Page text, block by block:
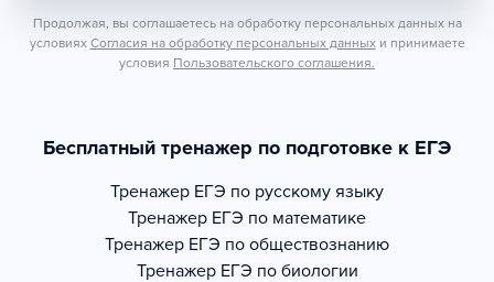
Продолжая, вы соглашаетесь на обработку персональных данных на
условиях Согласия на обработку персональных данных и принимаете
условия Пользовательского соглашения.
Бесплатный тренажер по подготовке к ЕГЭ
Тренажер ЕГЭ по русскому языку
Тренажер ЕГЭ по математике
Тренажер ЕГЭ по обществознанию
Тренажер ЕГЭ по биологии